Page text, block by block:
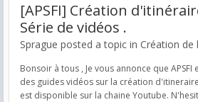
[APSFI] Création
Série de vidéos .
Sprague posted a topic in Création de
Bonsoir à tous , Je vous annonce que
des guides vidéos sur la création
est disponible sur la chaine Youtube.